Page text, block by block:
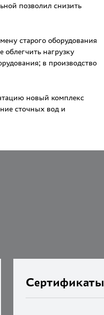
позволил снизить
старого оборудования
нагрузку
в производство
новый комплекс
сточных вод и
Сертификаты